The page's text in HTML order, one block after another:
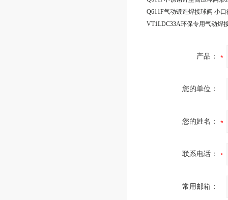
产品：
您的单位：
您的姓名：
联系电话：
常用邮箱：